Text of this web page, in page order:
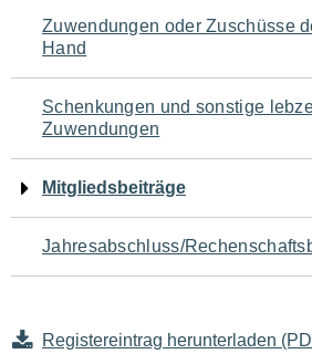
Zuwendungen oder Zuschüsse
Hand
Schenkungen und sonstige
Zuwendungen
Mitgliedsbeiträge
Jahresabschluss/
Registereintrag herunterladen